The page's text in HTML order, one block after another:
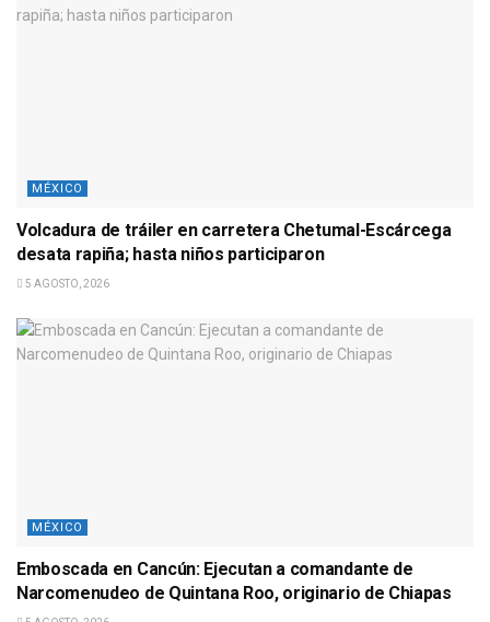
MÉXICO
Volcadura de tráiler en carretera Chetumal-Escárcega
desata rapiña; hasta niños participaron
5 AGOSTO, 2026
MÉXICO
Emboscada en Cancún: Ejecutan a comandante de
Narcomenudeo de Quintana Roo, originario de Chiapas